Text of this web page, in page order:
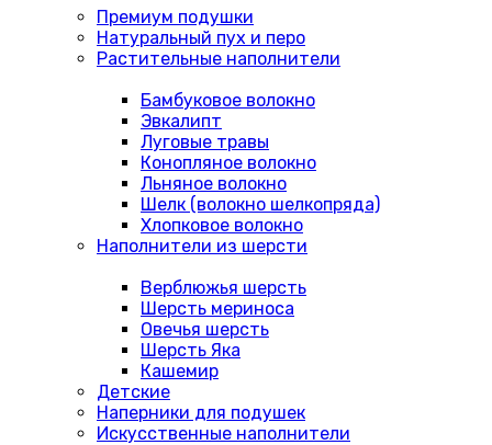
Премиум подушки
Натуральный пух и перо
Растительные наполнители
Бамбуковое волокно
Эвкалипт
Луговые травы
Конопляное волокно
Льняное волокно
Шелк (волокно шелкопряда)
Хлопковое волокно
Наполнители из шерсти
Верблюжья шерсть
Шерсть мериноса
Овечья шерсть
Шерсть Яка
Кашемир
Детские
Наперники для подушек
Искусственные наполнители